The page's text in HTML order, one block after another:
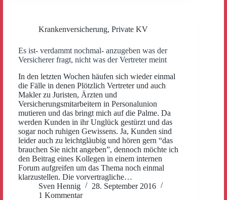
Krankenversicherung, Private KV
Es ist- verdammt nochmal- anzugeben was der
Versicherer fragt, nicht was der Vertreter meint
In den letzten Wochen häufen sich wieder einmal
die Fälle in denen Plötzlich Vertreter und auch
Makler zu Juristen, Ärzten und
Versicherungsmitarbeitern in Personalunion
mutieren und das bringt mich auf die Palme. Da
werden Kunden in ihr Unglück gestürzt und das
sogar noch ruhigen Gewissens. Ja, Kunden sind
leider auch zu leichtgläubig und hören gern “das
brauchen Sie nicht angeben”, dennoch möchte ich
den Beitrag eines Kollegen in einem internen
Forum aufgreifen um das Thema noch einmal
klarzustellen. Die vorvertragliche…
Sven Hennig
28. September 2016
1 Kommentar